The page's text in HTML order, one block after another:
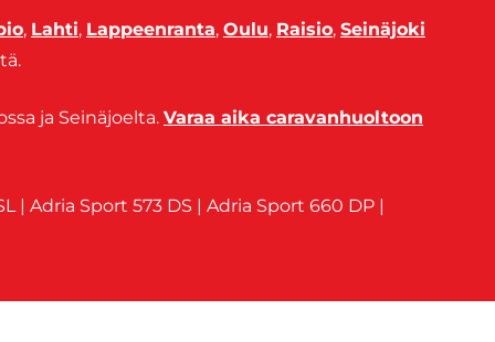
, Lahti, Lappeenranta, Oulu, Raisio, Seinäjoki
ja Seinäjoelta. Varaa aika caravanhuoltoon
| Adria Sport 573 DS | Adria Sport 660 DP |